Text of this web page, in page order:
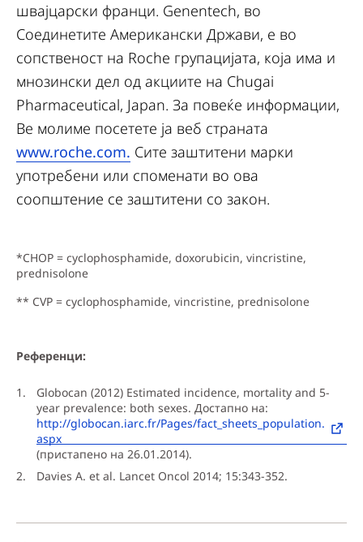
швајцарски франци. Genentech, во
Соединетите Американски Држави, е во
сопственост на Roche групацијата, која има и
мнозински дел од акциите на Chugai
Pharmaceutical, Japan. За повеќе информации,
Ве молиме посетете ја веб страната
www.roche.com. Сите заштитени марки
употребени или споменати во ова
соопштение се заштитени со закон.
*CHOP = cyclophosphamide, doxorubicin, vincristine,
prednisolone
** CVP = cyclophosphamide, vincristine, prednisolone
Референци:
Globocan (2012) Estimated incidence, mortality and 5-
year prevalence: both sexes. Достапно на:
http://globocan.iarc.fr/Pages/fact_sheets_population.
aspx
(пристапено на 26.01.2014).
Davies A. et al. Lancet Oncol 2014; 15:343-352.